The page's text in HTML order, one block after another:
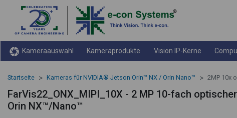
Kameraauswahl Kameraprodukte Vision IP-Kerne
Startseite Kameras für NVIDIA® Jetson Orin™ NX / Orin Nano™ 2MP 10x
FarVis22_ONX_MIPI_10X - 2 MP 10-fach
Orin NX™/Nano™